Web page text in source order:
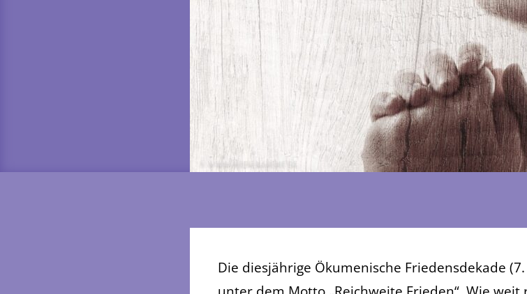
Die diesjährige Ökumenische Friedensdekade